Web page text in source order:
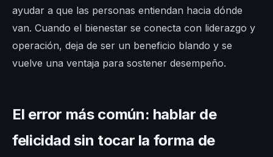
ayudar a que las personas entiendan hacia dónde
van. Cuando el bienestar se conecta con liderazgo y
operación, deja de ser un beneficio blando y se
vuelve una ventaja para sostener desempeño.
El error más común: hablar de
felicidad sin tocar la forma de